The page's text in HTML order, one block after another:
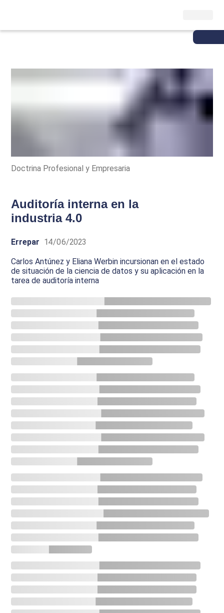
Doctrina Profesional y Empresaria
Auditoría interna en la
industria 4.0
Errepar 14/06/2023
Carlos Antúnez y Eliana Werbin incursionan en el estado
de situación de la ciencia de datos y su aplicación en la
tarea de auditoría interna